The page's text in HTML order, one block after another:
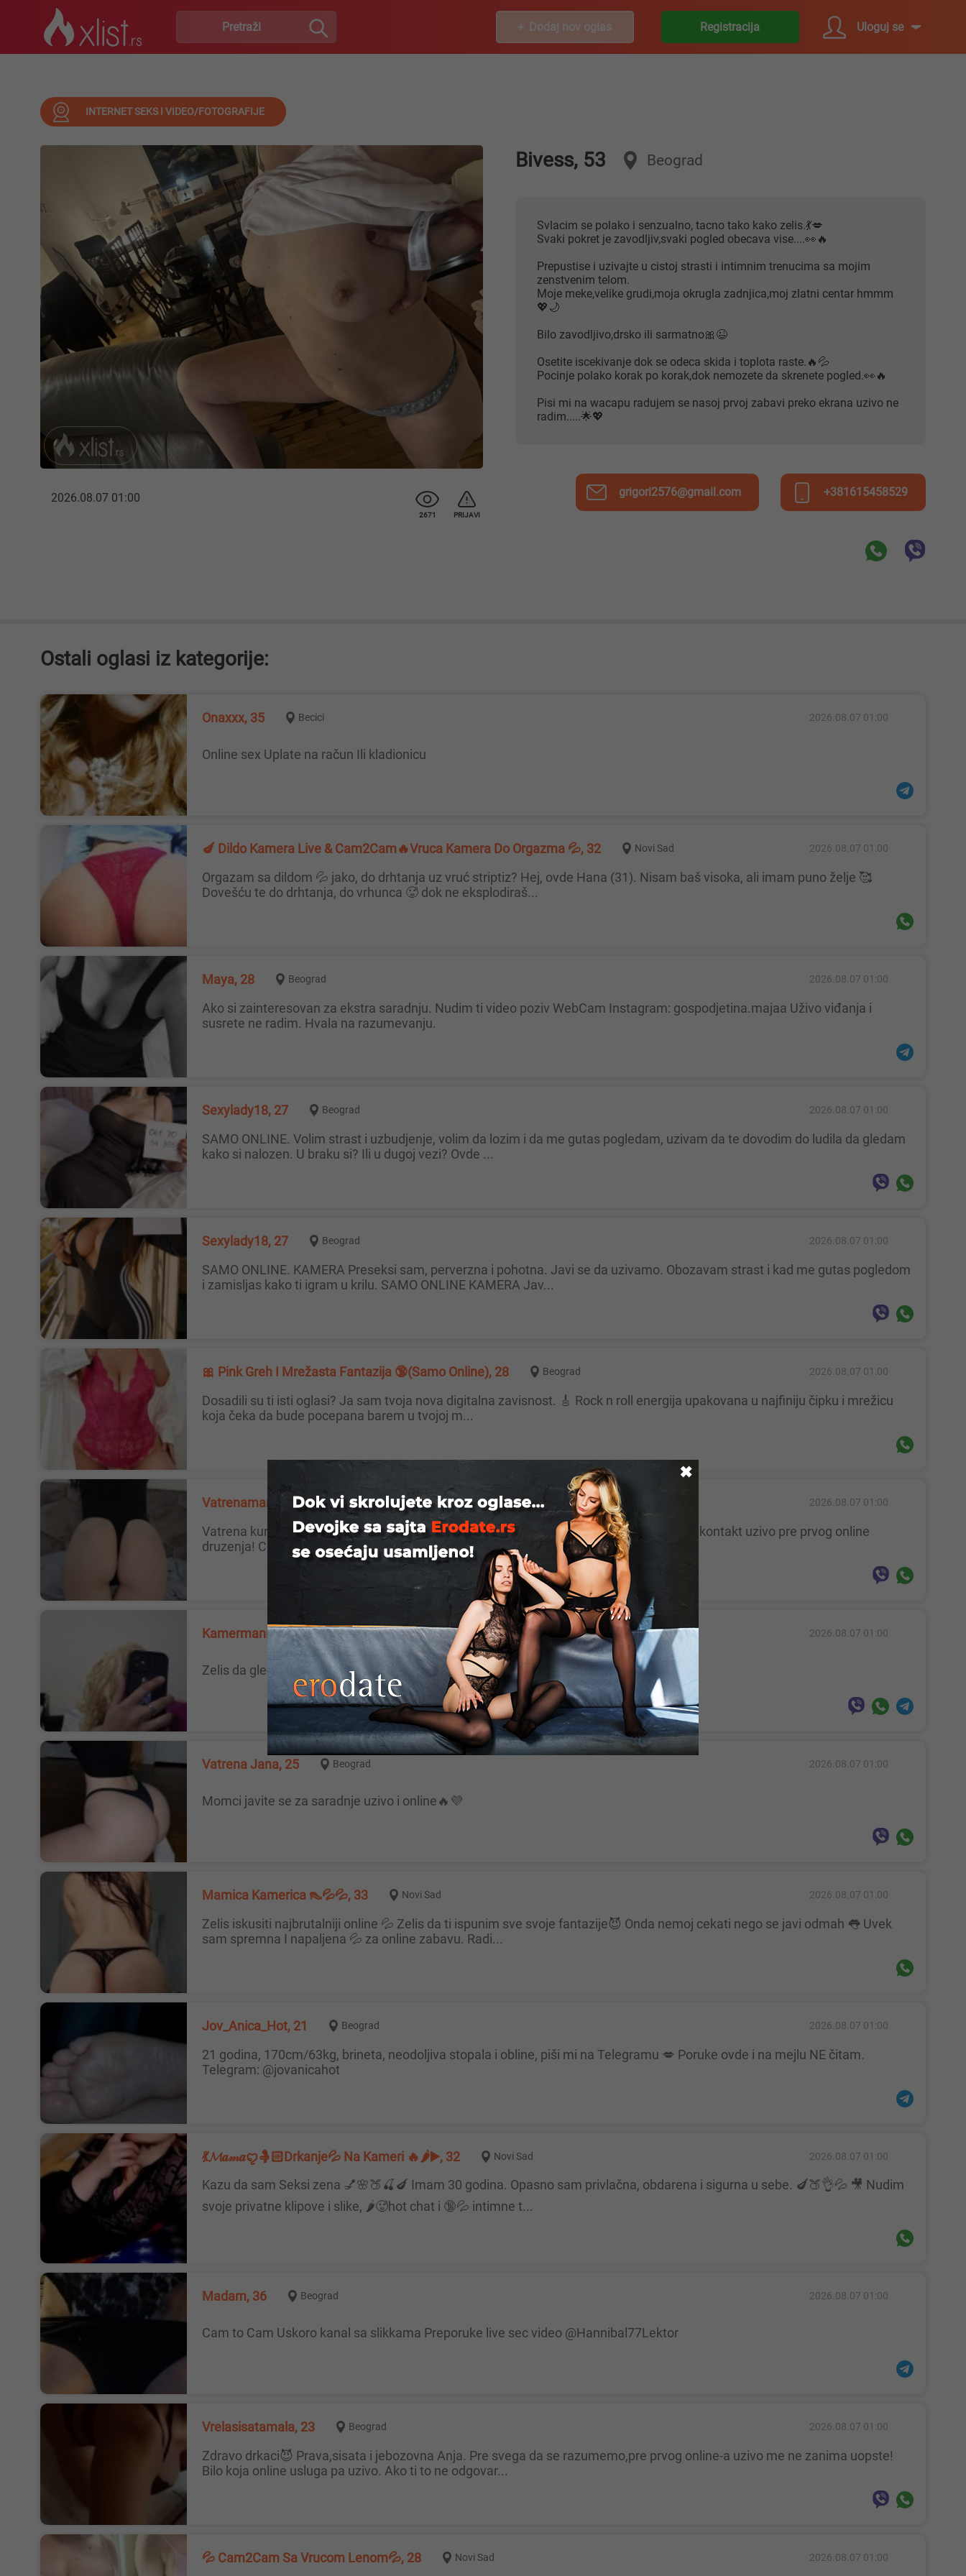
Dodaj nov oglas Registracija Uloguj se
INTERNET SEKS I VIDEO/FOTOGRAFIJE
2026.08.07 01:00
2671 PRIJAVI
Bivess, 53 Beograd
Svlacim se polako i senzualno, tacno tako kako zelis.💃💋
Svaki pokret je zavodljiv,svaki pogled obecava vise....👀🔥
Prepustise i uzivajte u cistoj strasti i intimnim trenucima sa mojim
zenstvenim telom.
Moje meke,velike grudi,moja okrugla zadnjica,moj zlatni centar hmmm
💖🌙
Bilo zavodljivo,drsko ili sarmatno🎀😉
Osetite iscekivanje dok se odeca skida i toplota raste.🔥💦
Pocinje polako korak po korak,dok nemozete da skrenete pogled.👀🔥
Pisi mi na wacapu radujem se nasoj prvoj zabavi preko ekrana uzivo ne
radim.....🌟💖
grigori2576@gmail.com +381615458529
Ostali oglasi iz kategorije:
Onaxxx, 35 Becici 2026.08.07 01:00
Online sex Uplate na račun Ili kladionicu
🍆 Dildo Kamera Live & Cam2Cam🔥Vruca Kamera Do Orgazma 💦, 32 Novi Sad 2026.08.07 01:00
Orgazam sa dildom 💦 jako, do drhtanja uz vruć striptiz? Hej, ovde Hana (31). Nisam baš visoka, ali imam puno želje 🥰
Dovešću te do drhtanja, do vrhunca 🥵 dok ne eksplodiraš...
Maya, 28 Beograd 2026.08.07 01:00
Ako si zainteresovan za ekstra saradnju. Nudim ti video poziv WebCam Instagram: gospodjetina.majaa Uživo viđanja i
susrete ne radim. Hvala na razumevanju.
Sexylady18, 27 Beograd 2026.08.07 01:00
SAMO ONLINE. Volim strast i uzbudjenje, volim da lozim i da me gutas pogledam, uzivam da te dovodim do ludila da gledam
kako si nalozen. U braku si? Ili u dugoj vezi? Ovde ...
Sexylady18, 27 Beograd 2026.08.07 01:00
SAMO ONLINE. KAMERA Preseksi sam, perverzna i pohotna. Javi se da uzivamo. Obozavam strast i kad me gutas pogledom
i zamisljas kako ti igram u krilu. SAMO ONLINE KAMERA Jav...
🎀 Pink Greh I Mrežasta Fantazija 🔞(Samo Online), 28 Beograd 2026.08.07 01:00
Dosadili su ti isti oglasi? Ja sam tvoja nova digitalna zavisnost. 🎸 Rock n roll energija upakovana u najfiniju čipku i mrežicu
koja čeka da bude pocepana barem u tvojoj m...
Vatrenamarijana11, 23 Beograd 2026.08.07 01:00
Vatrena kurvica😈 Citaj oglas pre javljanja i ne javljaj se bez veze! Ne zanima me nikakv kontakt uzivo pre prvog online
druzenja! Cene su minimalne,bez lazi i prevare! Kont...
Kamermani, 43 Beograd 2026.08.07 01:00
Zelis da gledas seks preko kamere, javi se. Par iz Beograda
Vatrena Jana, 25 Beograd 2026.08.07 01:00
Momci javite se za saradnje uzivo i online🔥💜
Mamica Kamerica 👠💦💦, 33 Novi Sad 2026.08.07 01:00
Zelis iskusiti najbrutalniji online 💦 Zelis da ti ispunim sve svoje fantazije😈 Onda nemoj cekati nego se javi odmah 👅 Uvek
sam spremna I napaljena 💦 za online zabavu. Radi...
Jov_Anica_Hot, 21 Beograd 2026.08.07 01:00
21 godina, 170cm/63kg, brineta, neodoljiva stopala i obline, piši mi na Telegramu 💋 Poruke ovde i na mejlu NE čitam.
Telegram: @jovanicahot
💃𝓜𝒂𝓂𝒂ꨄ︎🤱🏻Drkanje💦 Na Kameri 🔥🌶️▶️, 32 Novi Sad 2026.08.07 01:00
Kazu da sam Seksi zena 💅🌸🍑🍒🍆 Imam 30 godina. Opasno sam privlačna, obdarena i sigurna u sebe. 🍆🍑👌💦 🎥 Nudim
svoje privatne klipove i slike, 🌶️🥵hot chat i 🔞💦 intimne t...
Madam, 36 Beograd 2026.08.07 01:00
Cam to Cam Uskoro kanal sa slikkama Preporuke live sec video @Hannibal77Lektor
Vrelasisatamala, 23 Beograd 2026.08.07 01:00
Zdravo drkaci😈 Prava,sisata i jebozovna Anja. Pre svega da se razumemo,pre prvog online-a uzivo me ne zanima uopste!
Bilo koja online usluga pa uzivo. Ako ti to ne odgovar...
💦 Cam2Cam Sa Vrucom Lenom💦, 28 Novi Sad 2026.08.07 01:00
✖